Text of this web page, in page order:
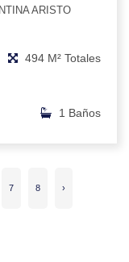
ARISTO
494 M² Totales
1 Baños
7 8 ›